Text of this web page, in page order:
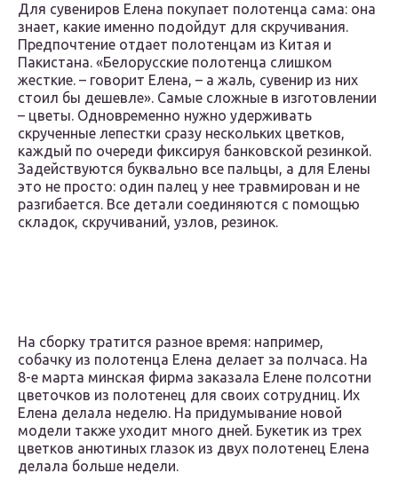
Для сувениров Елена покупает полотенца сама: она
знает, какие именно подойдут для скручивания.
Предпочтение отдает полотенцам из Китая и
Пакистана. «Белорусские полотенца слишком
жесткие. – говорит Елена, – а жаль, сувенир из них
стоил бы дешевле». Самые сложные в изготовлении
– цветы. Одновременно нужно удерживать
скрученные лепестки сразу нескольких цветков,
каждый по очереди фиксируя банковской резинкой.
Задействуются буквально все пальцы, а для Елены
это не просто: один палец у нее травмирован и не
разгибается. Все детали соединяются с помощью
складок, скручиваний, узлов, резинок.
На сборку тратится разное время: например,
собачку из полотенца Елена делает за полчаса. На
8-е марта минская фирма заказала Елене полсотни
цветочков из полотенец для своих сотрудниц. Их
Елена делала неделю. На придумывание новой
модели также уходит много дней. Букетик из трех
цветков анютиных глазок из двух полотенец Елена
делала больше недели.